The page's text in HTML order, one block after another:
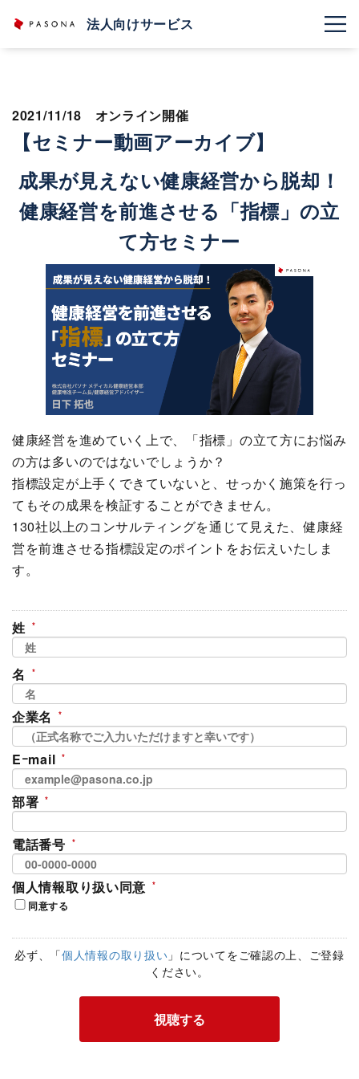
法人向けサービス
2021/11/18 オンライン開催
【セミナー動画アーカイブ】
成果が見えない健康経営から脱却！
健康経営を前進させる「指標」の立
て方セミナー
健康経営を進めていく上で、「指標」の立て方にお悩み
の方は多いのではないでしょうか？
指標設定が上手くできていないと、せっかく施策を行っ
てもその成果を検証することができません。
130社以上のコンサルティングを通じて見えた、健康経
営を前進させる指標設定のポイントをお伝えいたしま
す。
姓
名
企業名
Eｰmail
部署
電話番号
個人情報取り扱い同意
同意する
必ず、「個人情報の取り扱い 」についてをご確認の上、ご登録
ください。